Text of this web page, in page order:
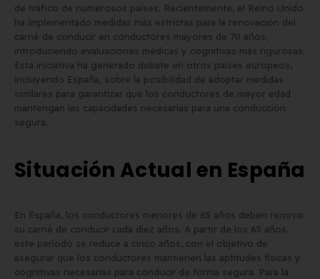
de tráfico de numerosos países. Recientemente, el Reino Unido
ha implementado medidas más estrictas para la renovación del
carné de conducir en conductores mayores de 70 años,
introduciendo evaluaciones médicas y cognitivas más rigurosas.
Esta iniciativa ha generado debate en otros países europeos,
incluyendo España, sobre la posibilidad de adoptar medidas
similares para garantizar que los conductores de mayor edad
mantengan las capacidades necesarias para una conducción
segura.
Situación Actual en España
En España, los conductores menores de 65 años deben renovar
su carné de conducir cada diez años. A partir de los 65 años,
este período se reduce a cinco años, con el objetivo de
asegurar que los conductores mantienen las aptitudes físicas y
cognitivas necesarias para conducir de forma segura. Para la
Matrícula Acrílica para
Ciclomotor y Patinete:
mayo de 2026
Eléctrico: Normativa y Dónde
Comprarla | Carengine
mayo de 2026
Comprar matrículas a
homologación de
matrícula en España
el BOE)
2 de junio de 2026